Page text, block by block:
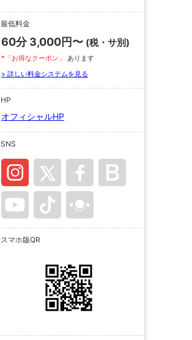
最低料金
60分 3,000円〜 (税・サ別)
*「お得なクーポン」 あります
> 詳しい料金システムを見る
HP
オフィシャルHP
SNS
スマホ版QR